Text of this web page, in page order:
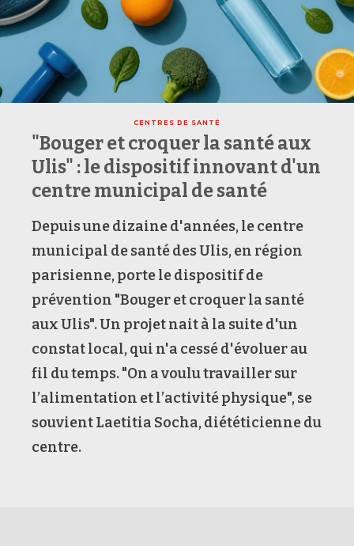
CENTRES DE SANTÉ
"Bouger et croquer la santé aux
Ulis" : le dispositif innovant d'un
centre municipal de santé
Depuis une dizaine d'années, le centre
municipal de santé des Ulis, en région
parisienne, porte le dispositif de
prévention "Bouger et croquer la santé
aux Ulis". Un projet nait à la suite d'un
constat local, qui n'a cessé d'évoluer au
fil du temps. "On a voulu travailler sur
l’alimentation et l’activité physique", se
souvient Laetitia Socha, diététicienne du
centre.